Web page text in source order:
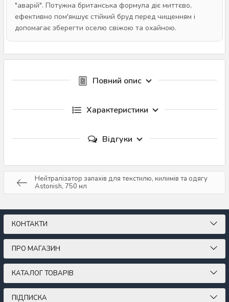
"аварій". Потужна британська формула діє миттєво,
ефективно пом'якшує стійкий бруд перед чищенням і
допомагає зберегти оселю свіжою та охайною.
Повний опис
Характеристики
Відгуки
Нейтралізатор запахів для текстилю, килимів та одягу
Astonish, 750 мл
КОНТАКТИ
ПРО МАГАЗИН
КАТАЛОГ ТОВАРІВ
ПІДПИСКА